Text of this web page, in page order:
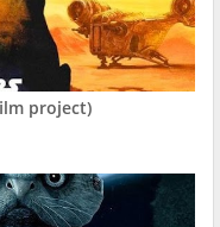
project)